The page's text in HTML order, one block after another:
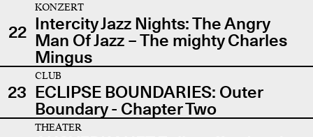
22
KONZERT
Intercity Jazz Nights: The Angry
Man Of Jazz – The mighty Charles
Mingus
23
CLUB
ECLIPSE BOUNDARIES: Outer
Boundary - Chapter Two
THEATER